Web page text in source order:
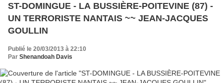
ST-DOMINGUE - LA BUSSIÈRE-POITEVINE (87) -
UN TERRORISTE NANTAIS ~~ JEAN-JACQUES
GOULLIN
Publié le 20/03/2013 à 22:10
Par Shenandoah Davis